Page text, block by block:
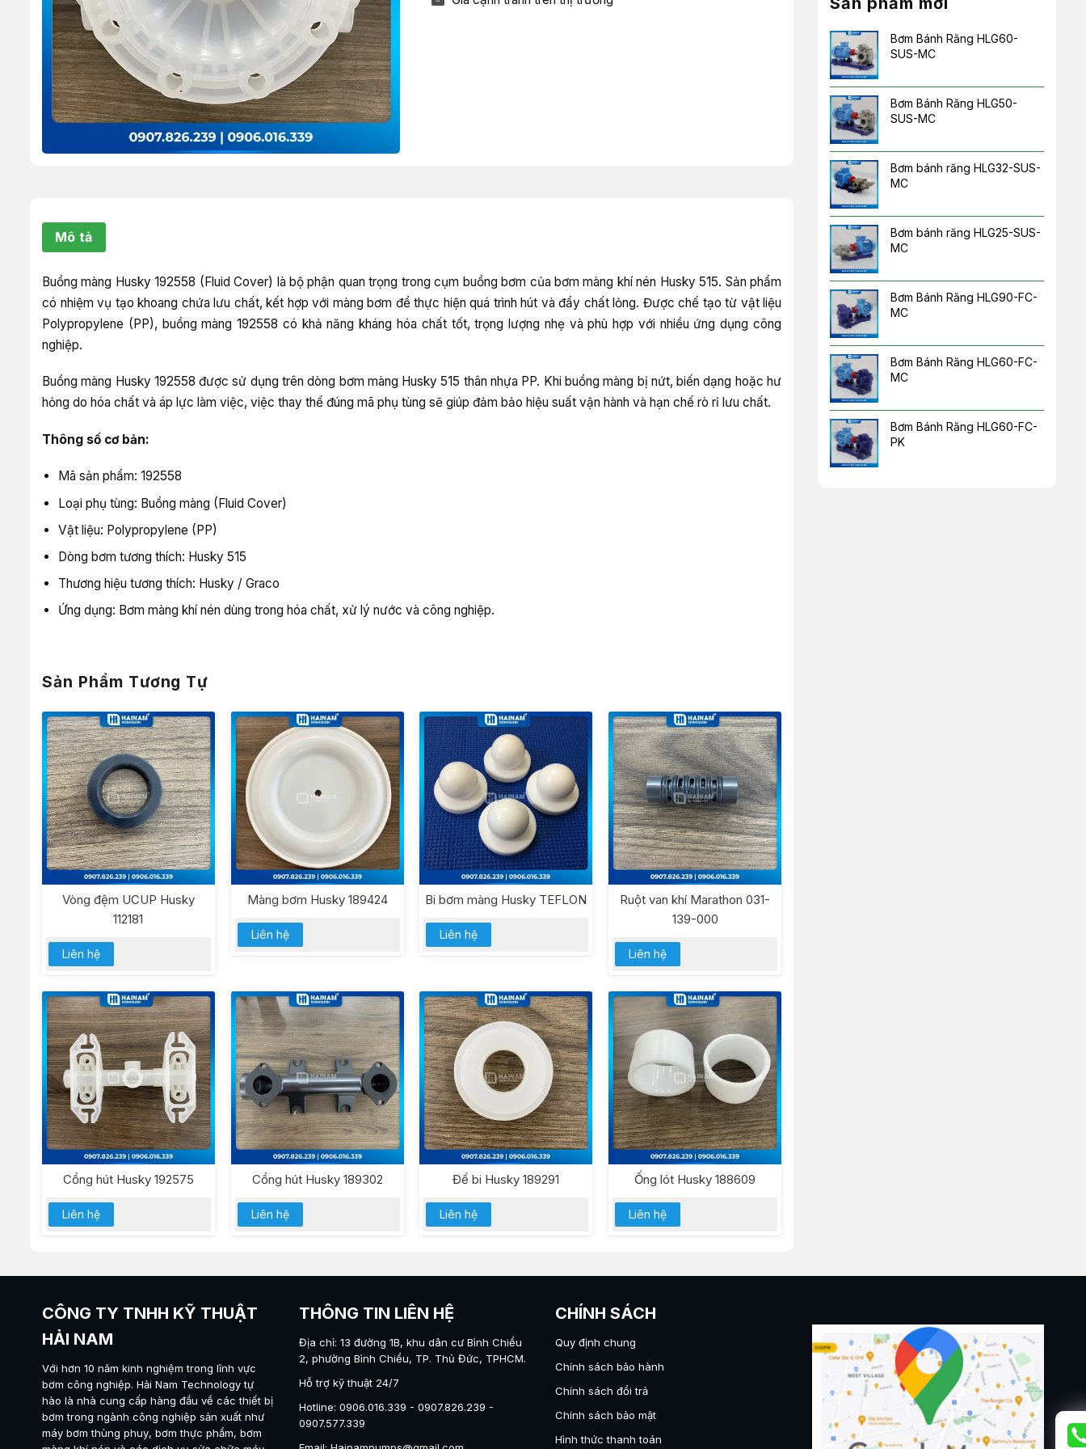
Bơm Bánh Răng HLG60-
SUS-MC
Bơm Bánh Răng HLG50-
SUS-MC
Bơm bánh răng HLG32-SUS-
MC
Bơm bánh răng HLG25-SUS-
MC
Bơm Bánh Răng HLG90-FC-
MC
Bơm Bánh Răng HLG60-FC-
MC
Bơm Bánh Răng HLG60-FC-
PK
Mô tả
Buồng màng Husky 192558 (Fluid Cover) là bộ phận quan trọng trong cụm buồng bơm của bơm màng khí nén Husky 515. Sản phẩm
có nhiệm vụ tạo khoang chứa lưu chất, kết hợp với màng bơm để thực hiện quá trình hút và đẩy chất lỏng. Được chế tạo từ vật liệu
Polypropylene (PP), buồng màng 192558 có khả năng kháng hóa chất tốt, trọng lượng nhẹ và phù hợp với nhiều ứng dụng công
nghiệp.
Buồng màng Husky 192558 được sử dụng trên dòng bơm màng Husky 515 thân nhựa PP. Khi buồng màng bị nứt, biến dạng hoặc hư
hỏng do hóa chất và áp lực làm việc, việc thay thế đúng mã phụ tùng sẽ giúp đảm bảo hiệu suất vận hành và hạn chế rò rỉ lưu chất.
Thông số cơ bản:
Mã sản phẩm: 192558
Loại phụ tùng: Buồng màng (Fluid Cover)
Vật liệu: Polypropylene (PP)
Dòng bơm tương thích: Husky 515
Thương hiệu tương thích: Husky / Graco
Ứng dụng: Bơm màng khí nén dùng trong hóa chất, xử lý nước và công nghiệp.
Sản Phẩm Tương Tự
Vòng đệm UCUP Husky
112181
Liên hệ
Màng bơm Husky 189424
Liên hệ
Bi bơm màng Husky TEFLON
Liên hệ
Ruột van khí Marathon 031-
139-000
Liên hệ
Cổng hút Husky 192575
Liên hệ
Cổng hút Husky 189302
Liên hệ
Đế bi Husky 189291
Liên hệ
Ống lót Husky 188609
Liên hệ
CÔNG TY TNHH KỸ THUẬT
HẢI NAM
Với hơn 10 năm kinh nghiệm trong lĩnh vực
bơm công nghiệp. Hải Nam Technologytự
hào là nhà cung cấp hàng đầu về các thiết bị
bơm trong ngành công nghiệp sản xuất như
máy bơm thùng phuy, bơm thực phẩm, bơm
THÔNG TIN LIÊN HỆ
Địa chỉ: 13 đường 1B, khu dân cư Bình Chiểu
2, phường Bình Chiểu, TP. Thủ Đức, TPHCM.
Hỗ trợ kỹ thuật 24/7
Hotline: 0906.016.339 - 0907.826.239 -
0907.577.339
CHÍNH SÁCH
Quy định chung
Chính sách bảo hành
Chính sách đổi trả
Chính sách bảo mật
Hình thức thanh toán